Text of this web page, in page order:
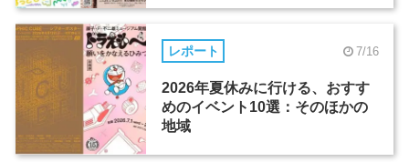
レポート 7/16
2026年夏休みに行ける、おすす
めのイベント10選：そのほかの
地域